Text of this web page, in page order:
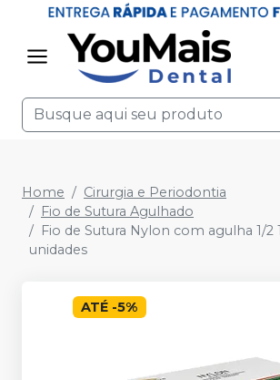
Home
Cirurgia e Periodontia
Fio de Sutura Agulhado
Fio de Sutura Nylon com agulha 1/2
unidades
ATÉ -5%